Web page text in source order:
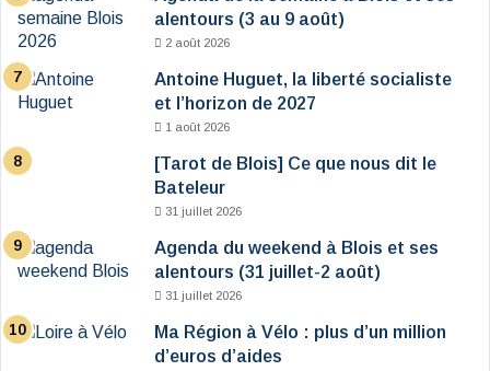
alentours (3 au 9 août)
2 août 2026
Antoine Huguet, la liberté socialiste
et l’horizon de 2027
1 août 2026
[Tarot de Blois] Ce que nous dit le
Bateleur
31 juillet 2026
Agenda du weekend à Blois et ses
alentours (31 juillet-2 août)
31 juillet 2026
Ma Région à Vélo : plus d’un million
d’euros d’aides